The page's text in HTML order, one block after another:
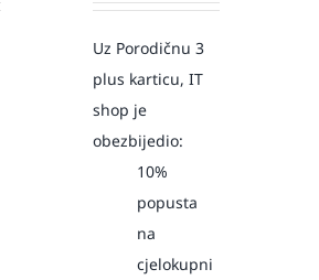
Uz Porodičnu 3
plus karticu, IT
shop je
obezbijedio:
10%
popusta
na
cjelokupni